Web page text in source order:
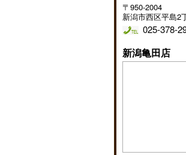
〒950-2004
新潟市西区平島2
025-378-
新潟亀田店